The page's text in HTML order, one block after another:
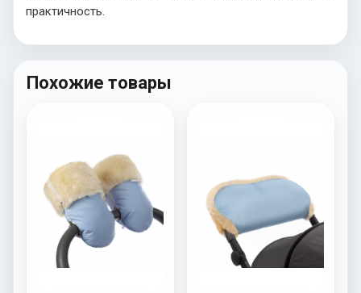
практичность.
Похожие товары